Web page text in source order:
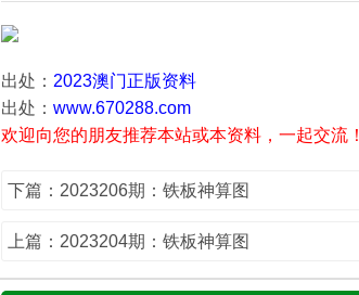
出处： 2023澳门正版资料
出处： www.670288.com
欢迎向您的朋友推荐本站或本资料，一起交流！
下篇：2023206期：铁板神算图
上篇：2023204期：铁板神算图